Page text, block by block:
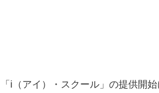
「i（アイ）・スクール」の提供開